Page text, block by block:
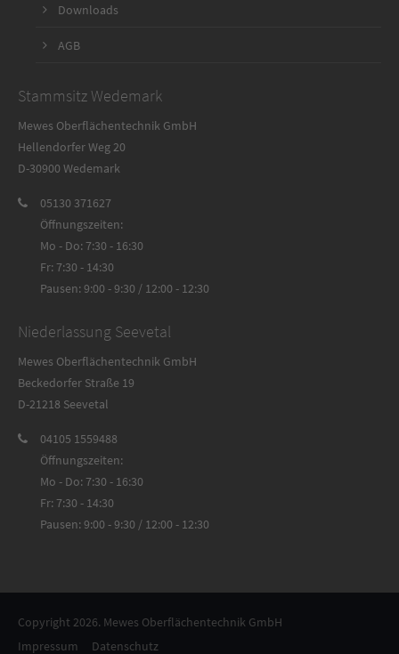
Downloads
AGB
Stammsitz Wedemark
Mewes Oberflächentechnik GmbH
Hellendorfer Weg 20
D-30900 Wedemark
05130 371627
Öffnungszeiten:
Mo - Do: 7:30 - 16:30
Fr: 7:30 - 14:30
Pausen: 9:00 - 9:30 / 12:00 - 12:30
Niederlassung Seevetal
Mewes Oberflächentechnik GmbH
Beckedorfer Straße 19
D-21218 Seevetal
04105 1559488
Öffnungszeiten:
Mo - Do: 7:30 - 16:30
Fr: 7:30 - 14:30
Pausen: 9:00 - 9:30 / 12:00 - 12:30
Copyright 2026. Mewes Oberflächentechnik GmbH
Impressum
Datenschutz